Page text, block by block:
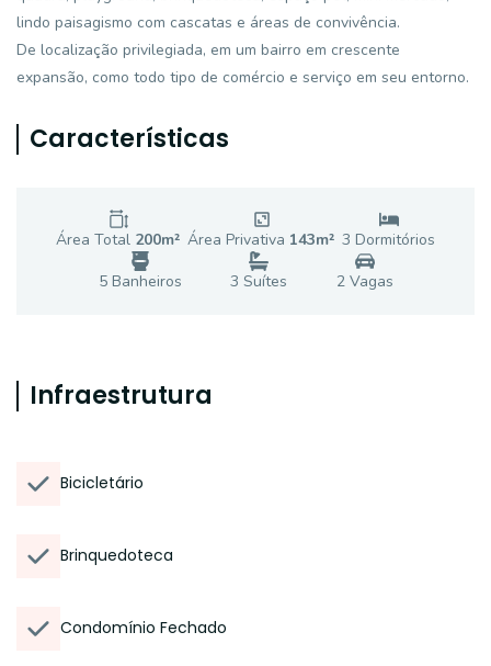
lindo paisagismo com cascatas e áreas de convivência.
De localização privilegiada, em um bairro em crescente
expansão, como todo tipo de comércio e serviço em seu entorno.
Características
Área Total 200m² Área Privativa 143m² 3 Dormitórios
5Banheiros 3 Suítes 2Vagas
Infraestrutura
Bicicletário
Brinquedoteca
Condomínio Fechado